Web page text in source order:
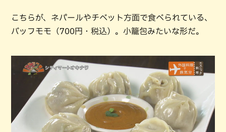
こちらが、ネパールやチベット方面で食べられている、
バッフモモ（700円・税込）。小籠包みたいな形だ。